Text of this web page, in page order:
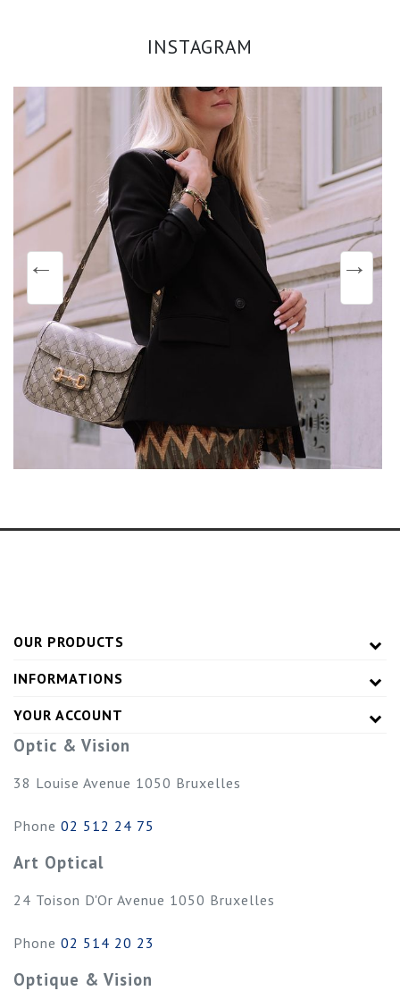
INSTAGRAM
OUR PRODUCTS
INFORMATIONS
YOUR ACCOUNT
Optic & Vision
38 Louise Avenue 1050 Bruxelles
Phone 02 512 24 75
Art Optical
24 Toison D'Or Avenue 1050 Bruxelles
Phone 02 514 20 23
Optique & Vision